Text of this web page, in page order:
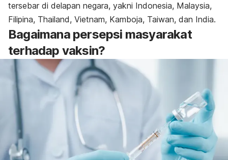
tersebar di delapan negara, yakni Indonesia, Malaysia,
Filipina, Thailand, Vietnam, Kamboja, Taiwan, dan India.
Bagaimana persepsi masyarakat
terhadap vaksin?